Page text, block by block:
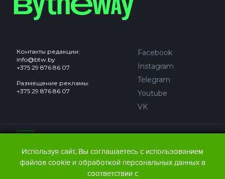
Контакты редакции:
info@btw.by
+375 29 876 86 07
Размещение рекламы:
+375 29 876 86 07
Facebook
Instagram
Telegram
Youtube
VK
© 2016 – 2026 ООО
Используя сайт, Вы соглашаетесь с использованием
файлов cookie и обработкой персональных данных в
соответствии с